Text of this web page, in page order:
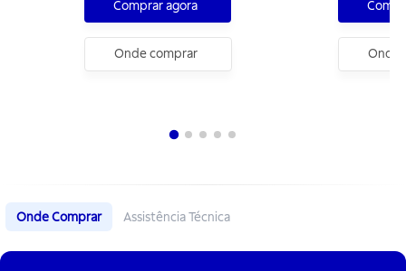
Comprar agora
Onde comprar Onde
Onde Comprar Assistência Técnica